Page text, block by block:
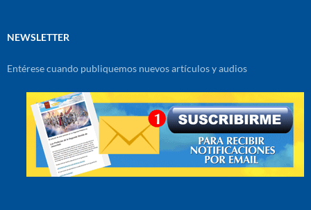
NEWSLETTER
Entérese cuando publiquemos nuevos artículos y audios